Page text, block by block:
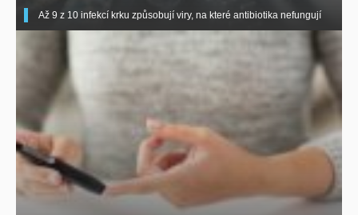
Až 9 z 10 infekcí krku způsobují viry, na které antibiotika nefungují